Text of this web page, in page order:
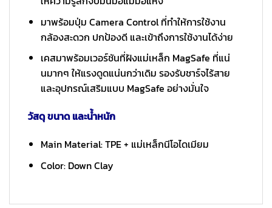
มาพร้อมปุ่ม Camera Control ที่ทำให้การใช้งาน
กล้องสะดวก ปกป้องดี และเข้าถึงการใช้งานได้ง่าย
เคสมาพร้อมเวอร์ชันที่ฝังแม่เหล็ก MagSafe ที่แน่
นมากๆ ให้แรงดูดแน่นกว่าเดิม รองรับชาร์จไร้สาย
และอุปกรณ์เสริมแบบ MagSafe อย่างมั่นใจ
วัสดุ ขนาด และน้ำหนัก
Main Material: TPE + แม่เหล็กนีโอไดเมียม
Color: Down Clay